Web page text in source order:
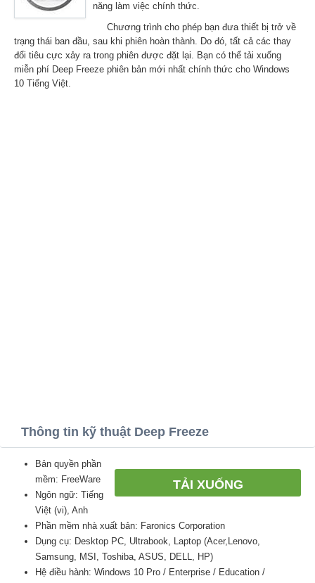
năng làm việc chính thức.
Chương trình cho phép bạn đưa thiết bị trở về
trạng thái ban đầu, sau khi phiên hoàn thành. Do đó, tất cả các thay
đổi tiêu cực xảy ra trong phiên được đặt lại. Bạn có thể tải xuống
miễn phí Deep Freeze phiên bản mới nhất chính thức cho Windows
10 Tiếng Việt.
Thông tin kỹ thuật Deep Freeze
TẢI XUỐNG
Bản quyền phần
mềm: FreeWare
Ngôn ngữ: Tiếng
Việt (vi), Anh
Phần mềm nhà xuất bản: Faronics Corporation
Dụng cụ: Desktop PC, Ultrabook, Laptop (Acer,Lenovo,
Samsung, MSI, Toshiba, ASUS, DELL, HP)
Hệ điều hành: Windows 10 Pro / Enterprise / Education /